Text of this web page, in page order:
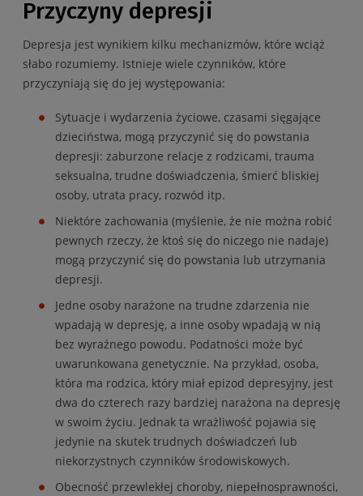
Przyczyny depresji
Depresja jest wynikiem kilku mechanizmów, które wciąż
słabo rozumiemy. Istnieje wiele czynników, które
przyczyniają się do jej występowania:
Sytuacje i wydarzenia życiowe, czasami sięgające
dzieciństwa, mogą przyczynić się do powstania
depresji: zaburzone relacje z rodzicami, trauma
seksualna, trudne doświadczenia, śmierć bliskiej
osoby, utrata pracy, rozwód itp.
Niektóre zachowania (myślenie, że nie można robić
pewnych rzeczy, że ktoś się do niczego nie nadaje)
mogą przyczynić się do powstania lub utrzymania
depresji.
Jedne osoby narażone na trudne zdarzenia nie
wpadają w depresję, a inne osoby wpadają w nią
bez wyraźnego powodu. Podatności może być
uwarunkowana genetycznie. Na przykład, osoba,
która ma rodzica, który miał epizod depresyjny, jest
dwa do czterech razy bardziej narażona na depresję
w swoim życiu. Jednak ta wrażliwość pojawia się
jedynie na skutek trudnych doświadczeń lub
niekorzystnych czynników środowiskowych.
Obecność przewlekłej choroby, niepełnosprawności,